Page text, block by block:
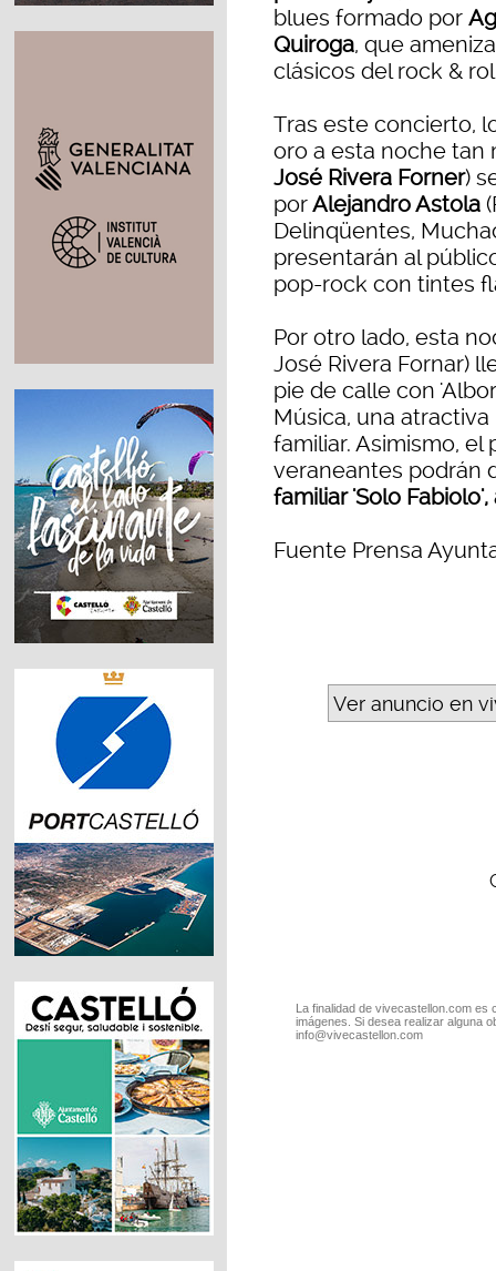
blues formado por
Quiroga, que
clásicos del rock &
Tras este concierto,
oro a esta noche tan
José Rivera Forner)
porAlejandro Astola
Delinqüentes,
presentarán al
pop-rock con tintes
Por otro lado, esta
José Rivera Fornar)
pie de calle con
Música, una
familiar. Asimismo, el
veraneantes podrán
familiar 'Solo
Fuente Prensa
Ver anuncio en
La finalidad de vivecastellon.com
imágenes. Si desea realizar alguna
info@vivecastellon.com